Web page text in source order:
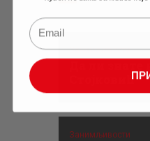
Занимљивости
Стојковић
Занимљивости